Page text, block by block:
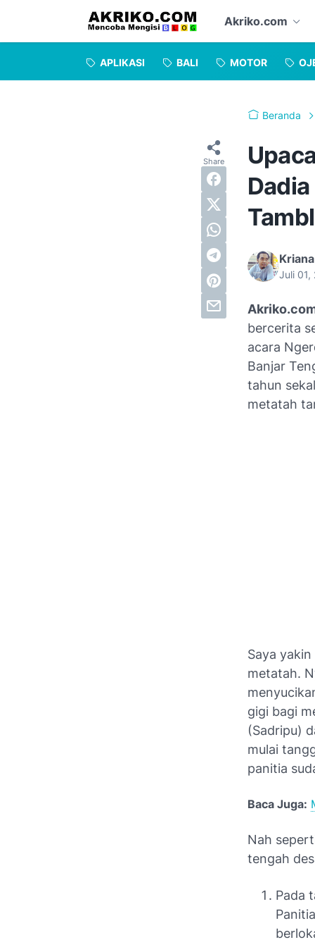
Akriko.com
APLIKASI BALI MOTOR
Beranda
Kriana
Juli 01,
bercerita
acara
Banjar
tahun
metatah
Saya
metatah.
gigi bagi
(Sadripu)
mulai
panitia
Baca Juga:
Nah
tengah
Pada